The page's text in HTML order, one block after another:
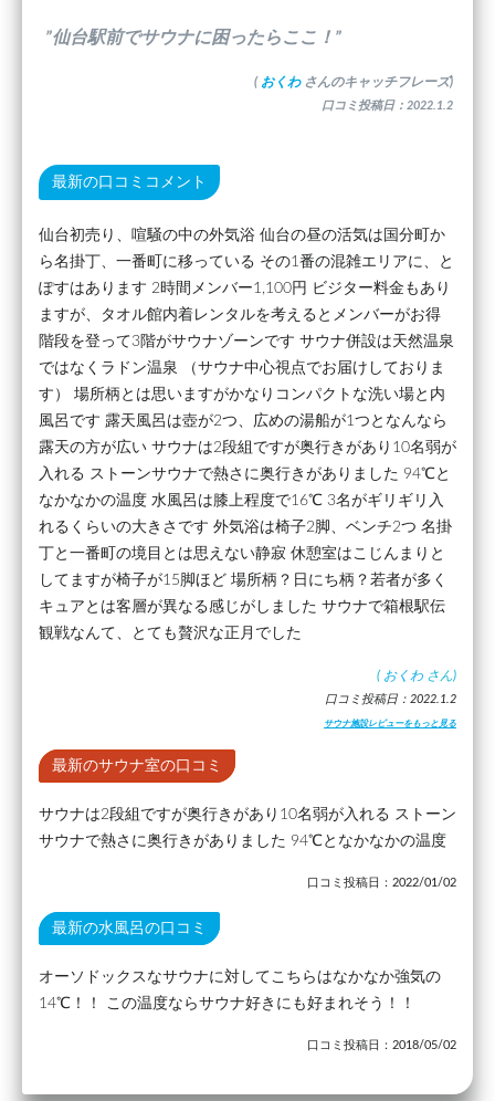
”仙台駅前でサウナに困ったらここ！”
( おくわ さんのキャッチフレーズ)
口コミ投稿日：2022.1.2
最新の口コミコメント
仙台初売り、喧騒の中の外気浴 仙台の昼の活気は国分町か
ら名掛丁、一番町に移っている その1番の混雑エリアに、と
ぽすはあります 2時間メンバー1,100円 ビジター料金もあり
ますが、タオル館内着レンタルを考えるとメンバーがお得
階段を登って3階がサウナゾーンです サウナ併設は天然温泉
ではなくラドン温泉 （サウナ中心視点でお届けしておりま
す） 場所柄とは思いますがかなりコンパクトな洗い場と内
風呂です 露天風呂は壺が2つ、広めの湯船が1つとなんなら
露天の方が広い サウナは2段組ですが奥行きがあり10名弱が
入れる ストーンサウナで熱さに奥行きがありました 94℃と
なかなかの温度 水風呂は膝上程度で16℃ 3名がギリギリ入
れるくらいの大きさです 外気浴は椅子2脚、ベンチ2つ 名掛
丁と一番町の境目とは思えない静寂 休憩室はこじんまりと
してますが椅子が15脚ほど 場所柄？日にち柄？若者が多く
キュアとは客層が異なる感じがしました サウナで箱根駅伝
観戦なんて、とても贅沢な正月でした
( おくわ さん)
口コミ投稿日：2022.1.2
サウナ施設レビューをもっと見る
最新のサウナ室の口コミ
サウナは2段組ですが奥行きがあり10名弱が入れる ストーン
サウナで熱さに奥行きがありました 94℃となかなかの温度
口コミ投稿日：2022/01/02
最新の水風呂の口コミ
オーソドックスなサウナに対してこちらはなかなか強気の
14℃！！ この温度ならサウナ好きにも好まれそう！！
口コミ投稿日：2018/05/02